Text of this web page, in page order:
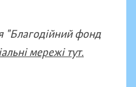
"Благодійний фонд
мережі тут.